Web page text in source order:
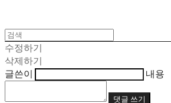
수정하기
삭제하기
글쓴이
내용
댓글 쓰기